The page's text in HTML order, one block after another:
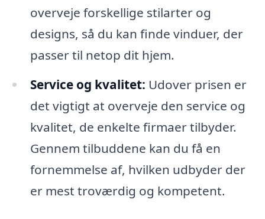
overveje forskellige stilarter og
designs, så du kan finde vinduer, der
passer til netop dit hjem.
Service og kvalitet: Udover prisen er
det vigtigt at overveje den service og
kvalitet, de enkelte firmaer tilbyder.
Gennem tilbuddene kan du få en
fornemmelse af, hvilken udbyder der
er mest troværdig og kompetent.